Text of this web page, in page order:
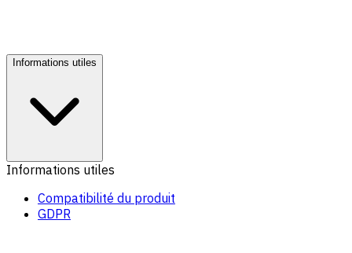
Informations utiles
Informations utiles
Compatibilité du produit
GDPR